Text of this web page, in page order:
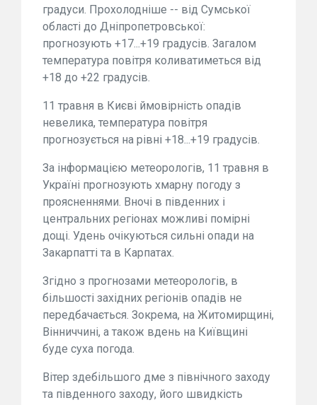
градуси. Прохолодніше -- від Сумської
області до Дніпропетровської:
прогнозують +17...+19 градусів. Загалом
температура повітря коливатиметься від
+18 до +22 градусів.
11 травня в Києві ймовірність опадів
невелика, температура повітря
прогнозується на рівні +18...+19 градусів.
За інформацією метеорологів, 11 травня в
Україні прогнозують хмарну погоду з
проясненнями. Вночі в південних і
центральних регіонах можливі помірні
дощі. Удень очікуються сильні опади на
Закарпатті та в Карпатах.
Згідно з прогнозами метеорологів, в
більшості західних регіонів опадів не
передбачається. Зокрема, на Житомирщині,
Вінниччині, а також вдень на Київщині
буде суха погода.
Вітер здебільшого дме з північного заходу
та південного заходу, його швидкість